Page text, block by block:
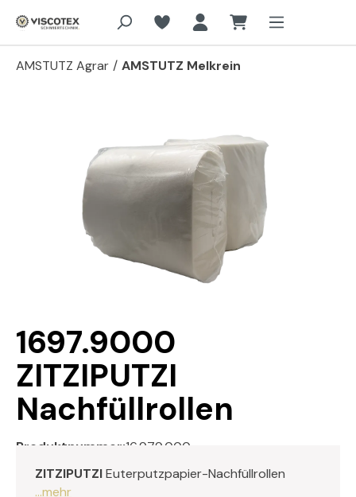
Zum Hauptinhalt springen
AMSTUTZ Agrar / AMSTUTZ Melkrein
1697.9000
ZITZIPUTZI
Nachfüllrollen
Produktnummer:16.979.000
ZITZIPUTZIEuterputzpapier-Nachfüllrollen
...mehr